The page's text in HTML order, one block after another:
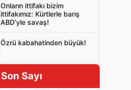
Onların ittifakı bizim
ittifakımız: Kürtlerle barış
ABD’yle savaş!
Özrü kabahatinden büyük!
Son Sayı